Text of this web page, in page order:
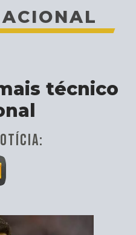
técnico